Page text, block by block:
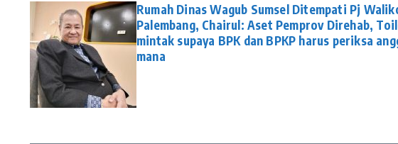
Rumah Dinas Wagub Sumsel Ditempati Pj
Palembang, Chairul: Aset Pemprov Direhab,
mintak supaya BPK dan BPKP harus periksa
mana